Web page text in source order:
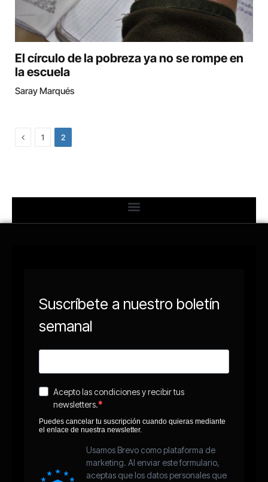
El círculo de la pobreza ya no se rompe en
la escuela
Saray Marqués
Previous
1 2